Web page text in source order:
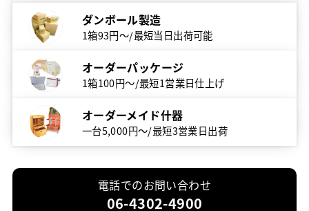
ダンボール製造
1箱93円～/最短当日出荷可能
オーダーパッケージ
1箱100円～/最短1営業日仕上げ
オーダーメイド什器
一台5,000円～/最短3営業日出荷
電話でのお問い合わせ
06-4302-4900